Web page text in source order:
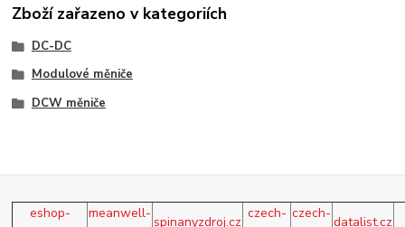
Zboží zařazeno v kategoriích
DC-DC
Modulové měniče
DCW měniče
eshop-
meanwell-
spinanyzdroj.cz
czech- czech-
datalist.cz